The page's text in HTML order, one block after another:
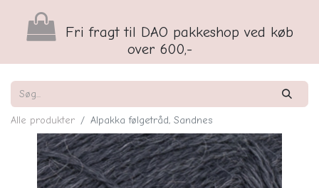
Fri fragt til DAO pakkeshop ved køb
over 600,-
Alle produkter Alpakka følgetråd, Sandnes